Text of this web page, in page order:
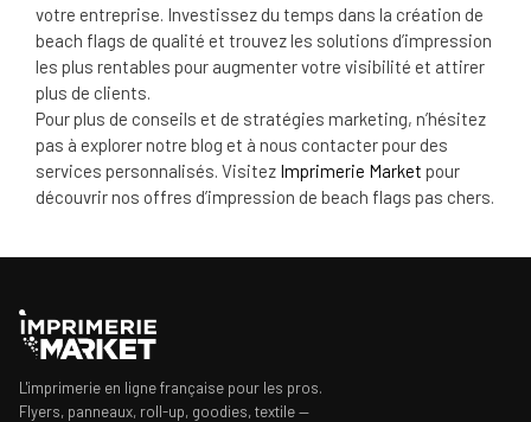
votre entreprise. Investissez du temps dans la création de
beach flags de qualité et trouvez les solutions d’impression
les plus rentables pour augmenter votre visibilité et attirer
plus de clients.
Pour plus de conseils et de stratégies marketing, n’hésitez
pas à explorer notre blog et à nous contacter pour des
services personnalisés. Visitez Imprimerie Market pour
découvrir nos offres d’impression de beach flags pas chers.
L'imprimerie en ligne française pour les pros.
Flyers, panneaux, roll-up, goodies, textile —